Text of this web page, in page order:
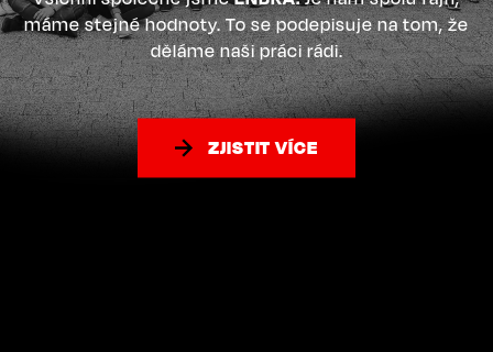
máme stejné hodnoty. To se podepisuje na tom, že
děláme naši práci rádi.
ZJISTIT VÍCE